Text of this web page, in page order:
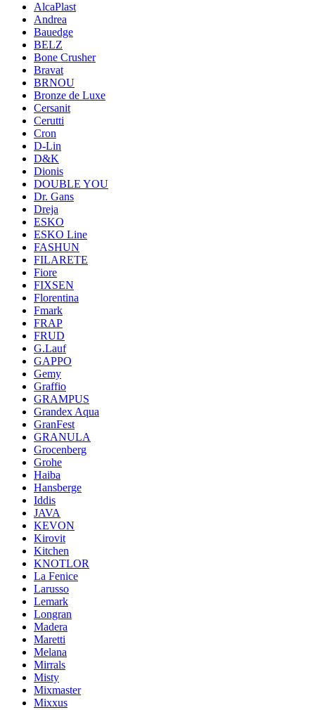
AlcaPlast
Andrea
Bauedge
BELZ
Bone Crusher
Bravat
BRNOU
Bronze de Luxe
Cersanit
Cerutti
Cron
D-Lin
D&K
Dionis
DOUBLE YOU
Dr. Gans
Dreja
ESKO
ESKO Line
FASHUN
FILARETE
Fiore
FIXSEN
Florentina
Fmark
FRAP
FRUD
G.Lauf
GAPPO
Gemy
Graffio
GRAMPUS
Grandex Aqua
GranFest
GRANULA
Grocenberg
Grohe
Haiba
Hansberge
Iddis
JAVA
KEVON
Kirovit
Kitchen
KNOTLOR
La Fenice
Larusso
Lemark
Longran
Madera
Maretti
Melana
Mirrals
Misty
Mixmaster
Mixxus